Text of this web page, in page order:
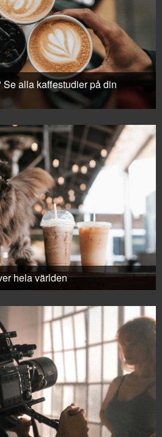
alla kaffestudier på din
hela världen